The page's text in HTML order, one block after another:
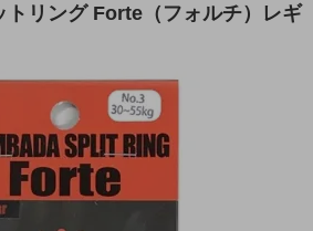
リング Forte（フォルチ）レギ